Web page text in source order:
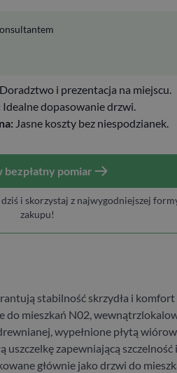
Doradztwo i prezentacja na miejscu.
Idealne dopasowanie drzwi.
Jasne koszty bez niespodzianek.
bezpłatny pomiar
i skorzystaj z najwygodniejszej
zakupu!
stabilność skrzydła i komfort
do mieszkań N02,
wypełnione płytą
uszczelkę zapewniającą szczelność i
głównie jako drzwi do